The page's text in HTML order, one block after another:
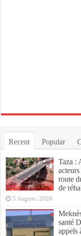
Recent Popular
Taza :
route
de
5 August، 2026
santé
appels